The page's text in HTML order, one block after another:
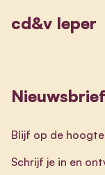
cd&v Ieper
Blijf op de
Schrijf je in en